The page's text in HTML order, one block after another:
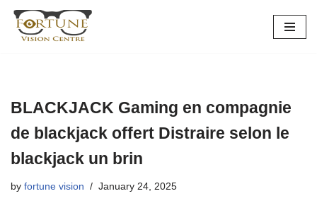
Skip
BLACKJACK Gaming en compagnie
de blackjack offert Distraire selon le
blackjack un brin
by fortune vision January 24, 2025